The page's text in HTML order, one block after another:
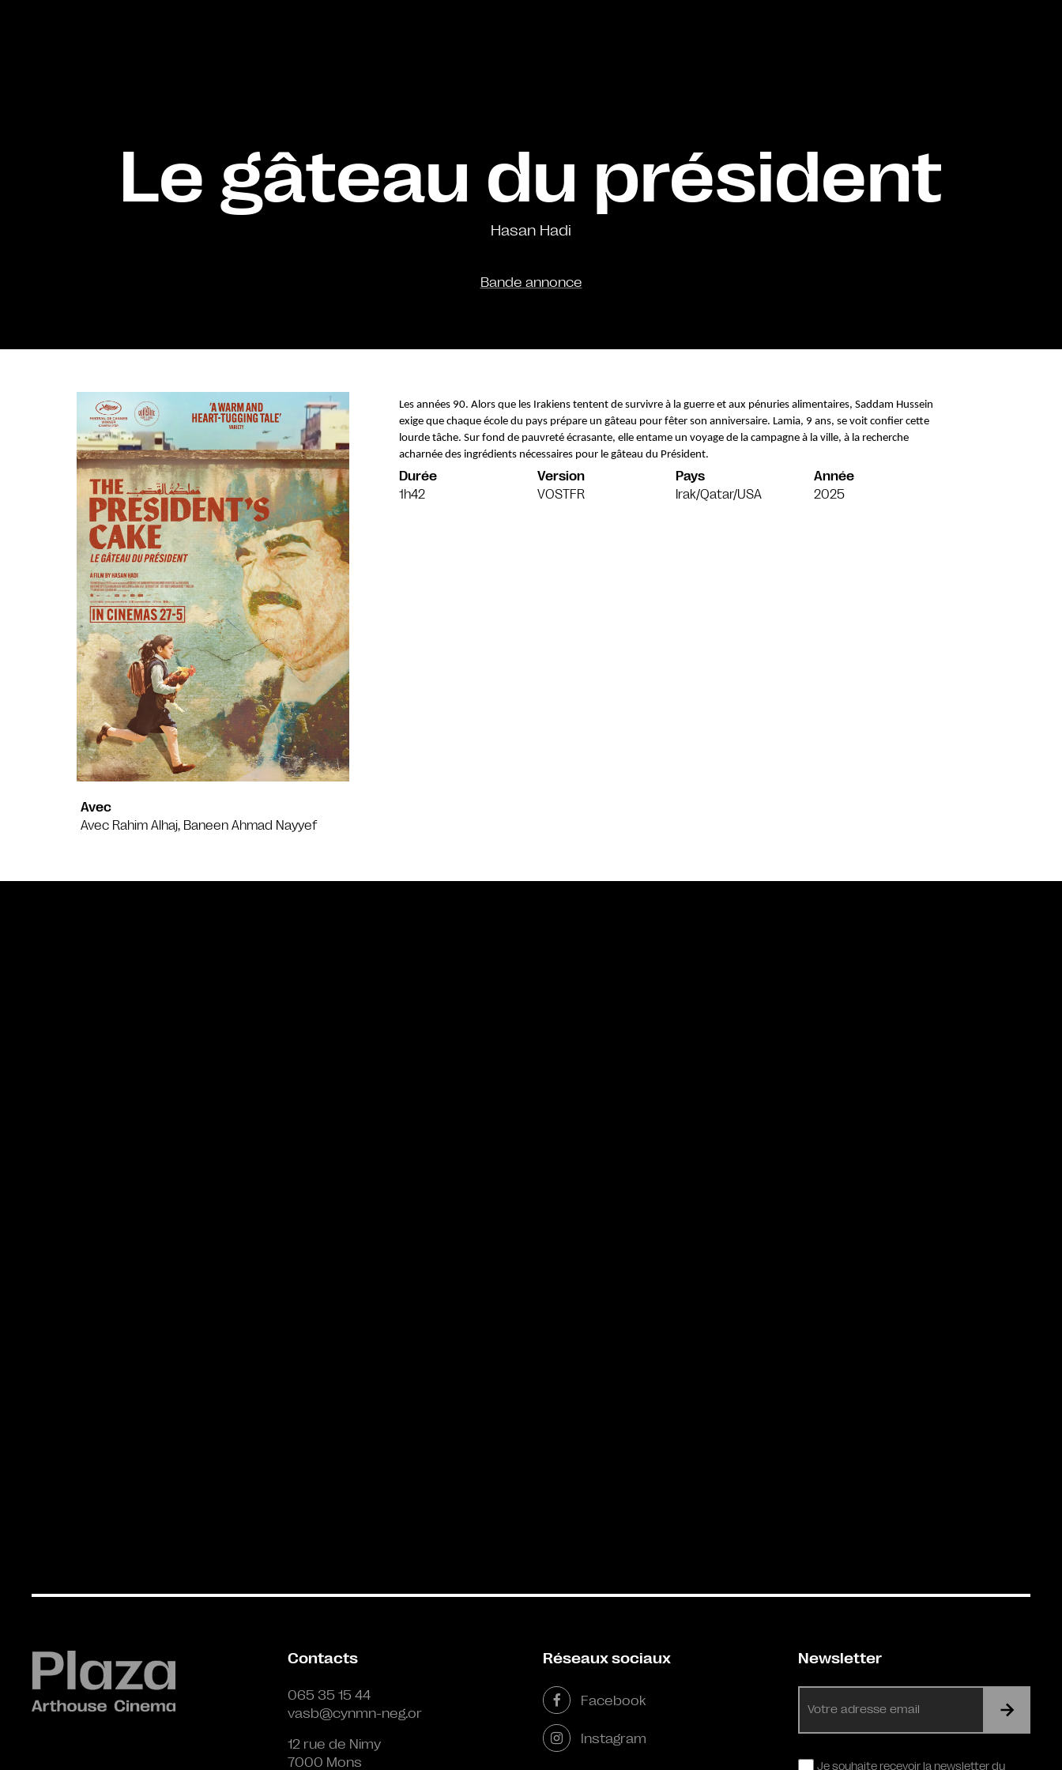
Le gâteau du président
Hasan Hadi
Bande annonce
Avec
Avec Rahim Alhaj, Baneen Ahmad Nayyef
Les années 90. Alors que les Irakiens tentent de survivre à la guerre et aux pénuries alimentaires, Saddam Hussein
exige que chaque école du pays prépare un gâteau pour fêter son anniversaire. Lamia, 9 ans, se voit confier cette
lourde tâche. Sur fond de pauvreté écrasante, elle entame un voyage de la campagne à la ville, à la recherche
acharnée des ingrédients nécessaires pour le gâteau du Président.
Durée
1h42
Version
VOSTFR
Pays
Irak/Qatar/USA
Année
2025
Contacts
065 35 15 44
vasb@cynmn-neg.or
12 rue de Nimy
7000 Mons
Réseaux sociaux
Facebook
Instagram
Newsletter
mail
RGPDJe souhaite recevoir la newsletter du